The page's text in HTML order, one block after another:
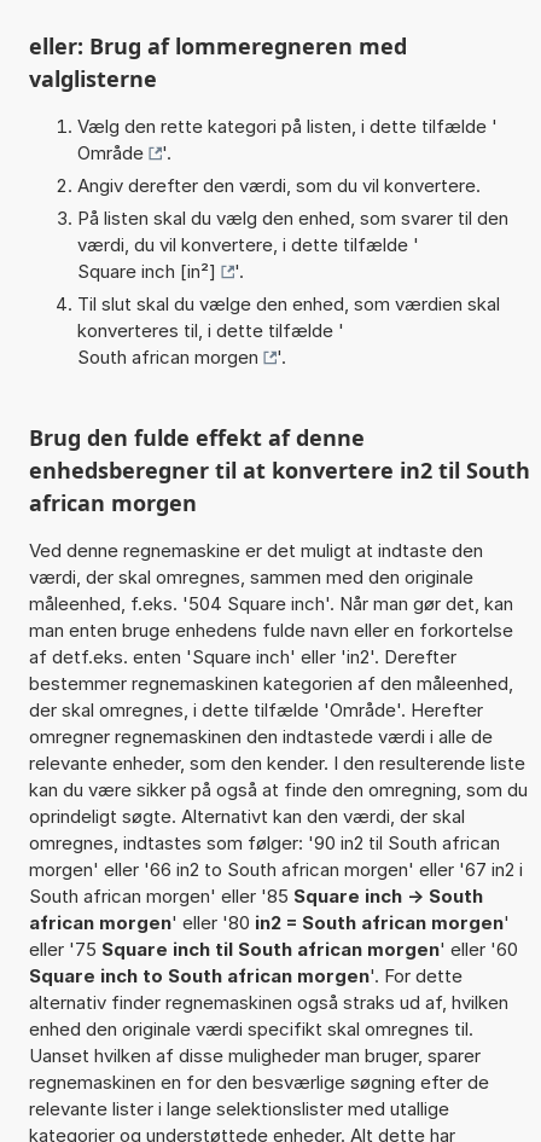
eller: Brug af lommeregneren med
valglisterne
Vælg den rette kategori på listen, i dette tilfælde '
Område
'.
Angiv derefter den værdi, som du vil konvertere.
På listen skal du vælg den enhed, som svarer til den
værdi, du vil konvertere, i dette tilfælde '
Square inch [in²]
'.
Til slut skal du vælge den enhed, som værdien skal
konverteres til, i dette tilfælde '
South african morgen
'.
Brug den fulde effekt af denne
enhedsberegner til at konvertere in2 til South
african morgen
Ved denne regnemaskine er det muligt at indtaste den
værdi, der skal omregnes, sammen med den originale
måleenhed, f.eks. '504 Square inch'. Når man gør det, kan
man enten bruge enhedens fulde navn eller en forkortelse
af detf.eks. enten 'Square inch' eller 'in2'. Derefter
bestemmer regnemaskinen kategorien af den måleenhed,
der skal omregnes, i dette tilfælde 'Område'. Herefter
omregner regnemaskinen den indtastede værdi i alle de
relevante enheder, som den kender. I den resulterende liste
kan du være sikker på også at finde den omregning, som du
oprindeligt søgte. Alternativt kan den værdi, der skal
omregnes, indtastes som følger: '90 in2 til South african
morgen' eller '66 in2 to South african morgen' eller '67 in2 i
South african morgen' eller '85 Square inch -> South
african morgen' eller '80 in2 = South african morgen'
eller '75 Square inch til South african morgen' eller '60
Square inch to South african morgen'. For dette
alternativ finder regnemaskinen også straks ud af, hvilken
enhed den originale værdi specifikt skal omregnes til.
Uanset hvilken af disse muligheder man bruger, sparer
regnemaskinen en for den besværlige søgning efter de
relevante lister i lange selektionslister med utallige
kategorier og understøttede enheder. Alt dette har